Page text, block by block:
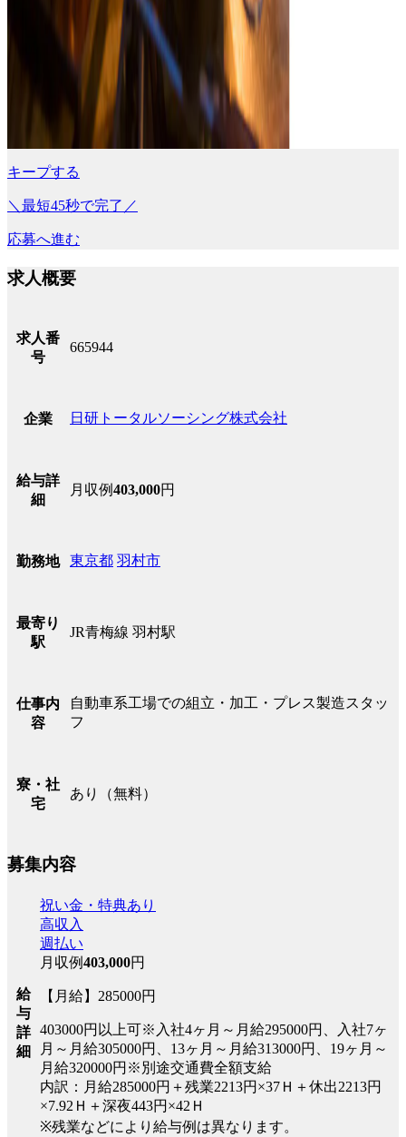
キープする
＼最短45秒で完了／
応募へ進む
求人概要
求人番
号
665944
企業 日研トータルソーシング株式会社
給与詳
細
月収例403,000円
勤務地 東京都 羽村市
最寄り
駅
JR青梅線 羽村駅
仕事内
容
自動車系工場での組立・加工・プレス製造スタッ
フ
寮・社
宅
あり（無料）
募集内容
給
与
詳
細
祝い金・特典あり
高収入
週払い
月収例403,000円
【月給】285000円
403000円以上可※入社4ヶ月～月給295000円、入社7ヶ
月～月給305000円、13ヶ月～月給313000円、19ヶ月～
月給320000円※別途交通費全額支給
内訳：月給285000円＋残業2213円×37Ｈ＋休出2213円
×7.92Ｈ＋深夜443円×42Ｈ
※残業などにより給与例は異なります。